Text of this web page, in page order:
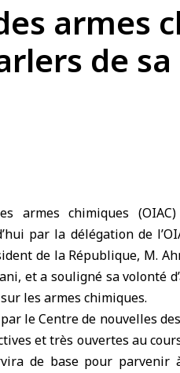
armes
de
armes chimiques
par la délégation de
de la République, M.
et a souligné sa volonté
les armes chimiques.
le Centre de nouvelles
et très ouvertes au
de base pour parvenir